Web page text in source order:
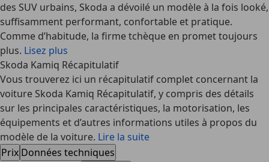
des SUV urbains, Skoda a dévoilé un modèle à la fois looké,
suffisamment performant, confortable et pratique.
Comme d’habitude, la firme tchèque en promet toujours
plus. Lisez plus
Skoda Kamiq Récapitulatif
Vous trouverez ici un récapitulatif complet concernant la
voiture Skoda Kamiq Récapitulatif, y compris des détails
sur les principales caractéristiques, la motorisation, les
équipements et d’autres informations utiles à propos du
modèle de la voiture. Lire la suite
Prix Données techniques